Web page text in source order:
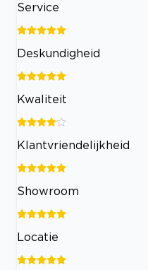
Service
Deskundigheid
Kwaliteit
Klantvriendelijkheid
Showroom
Locatie